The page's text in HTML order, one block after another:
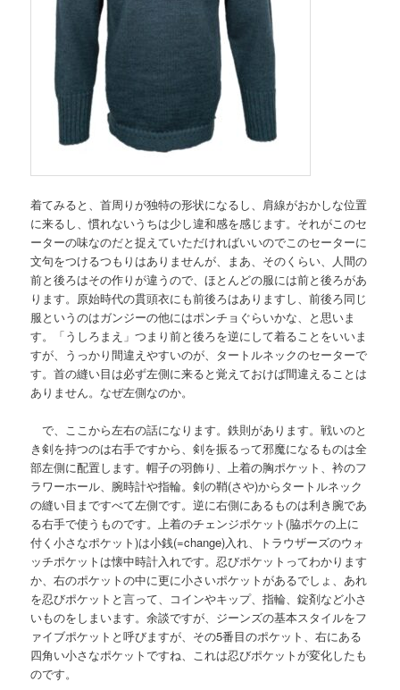
着てみると、首周りが独特の形状になるし、肩線がおかしな位置
に来るし、慣れないうちは少し違和感を感じます。それがこのセ
ーターの味なのだと捉えていただければいいのでこのセーターに
文句をつけるつもりはありませんが、まあ、そのくらい、人間の
前と後ろはその作りが違うので、ほとんどの服には前と後ろがあ
ります。原始時代の貫頭衣にも前後ろはありますし、前後ろ同じ
服というのはガンジーの他にはポンチョぐらいかな、と思いま
す。「うしろまえ」つまり前と後ろを逆にして着ることをいいま
すが、うっかり間違えやすいのが、タートルネックのセーターで
す。首の縫い目は必ず左側に来ると覚えておけば間違えることは
ありません。なぜ左側なのか。
で、ここから左右の話になります。鉄則があります。戦いのと
き剣を持つのは右手ですから、剣を振るって邪魔になるものは全
部左側に配置します。帽子の羽飾り、上着の胸ポケット、衿のフ
ラワーホール、腕時計や指輪。剣の鞘(さや)からタートルネック
の縫い目まですべて左側です。逆に右側にあるものは利き腕であ
る右手で使うものです。上着のチェンジポケット(脇ポケの上に
付く小さなポケット)は小銭(=change)入れ、トラウザーズのウォ
ッチポケットは懐中時計入れです。忍びポケットってわかります
か、右のポケットの中に更に小さいポケットがあるでしょ、あれ
を忍びポケットと言って、コインやキップ、指輪、錠剤など小さ
いものをしまいます。余談ですが、ジーンズの基本スタイルをフ
ァイブポケットと呼びますが、その5番目のポケット、右にある
四角い小さなポケットですね、これは忍びポケットが変化したも
のです。